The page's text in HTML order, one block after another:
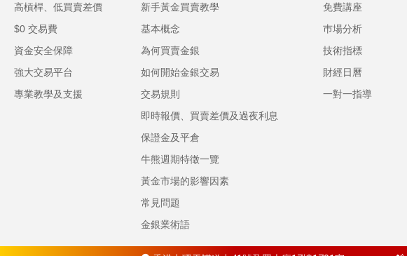
高槓桿、低買賣差價
$0 交易費
資金安全保障
強大交易平台
專業教學及支援
新手黃金買賣教學
基本概念
為何買賣金銀
如何開始金銀交易
交易規則
即時報價、買賣差價及過夜利息
保證金及平倉
牛熊週期特徵一覽
黃金市場的影響因素
常見問題
金銀業術語
免費講座
巿場分析
技術指標
財經日曆
一對一指導